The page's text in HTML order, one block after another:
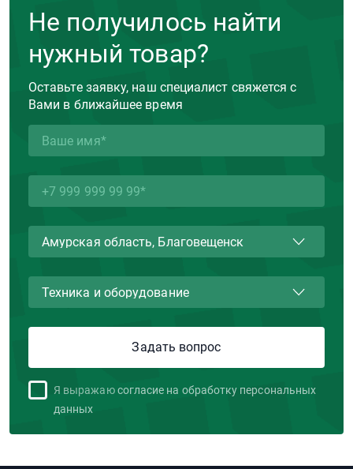
Не получилось найти
нужный товар?
Оставьте заявку, наш специалист свяжется с
Вами в ближайшее время
Я выражаю согласие на обработку персональных
данных